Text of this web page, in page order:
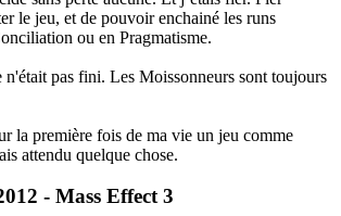
le jeu, et de pouvoir enchainé les runs
ou en Pragmatisme.
pas fini. Les Moissonneurs sont toujours
la première fois de ma vie un jeu comme
attendu quelque chose.
- Mass Effect 3